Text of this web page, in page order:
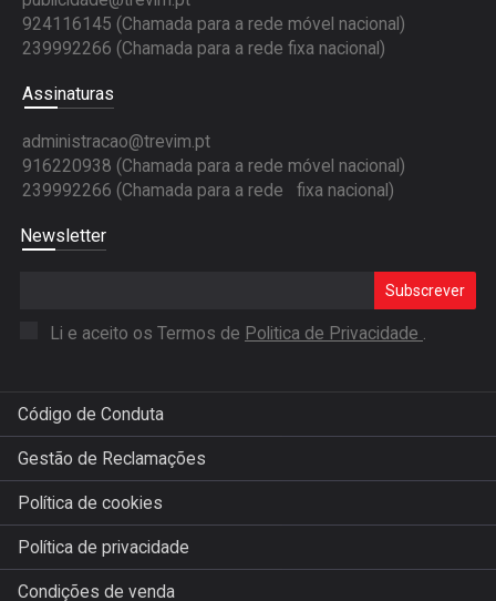
924116145 (Chamada para a rede móvel nacional)
239992266 (Chamada para a rede fixa nacional)
Assinaturas
administracao@trevim.pt
916220938 (Chamada para a rede móvel nacional)
239992266 (Chamada para a rede fixa nacional)
Newsletter
Subscrever
Li e aceito os Termos de Politica de Privacidade .
Código de Conduta
Gestão de Reclamações
Política de cookies
Política de privacidade
Condições de venda